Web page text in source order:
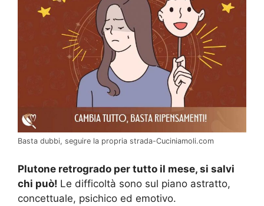
Basta dubbi, seguire la propria strada-Cuciniamoli.com
Plutone retrogrado per tutto il mese, si salvi
chi può! Le difficoltà sono sul piano astratto,
concettuale, psichico ed emotivo.